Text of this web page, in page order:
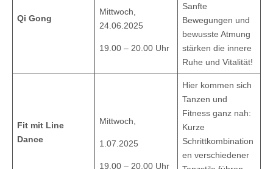
Qi Gong
Mittwoch,
24.06.2025
19.00 – 20.00 Uhr
Sanfte
Bewegungen und
bewusste Atmung
stärken die innere
Ruhe und Vitalität!
Fit mit Line
Dance
Mittwoch,
1.07.2025
19.00 – 20.00 Uhr
Hier kommen sich
Tanzen und
Fitness ganz nah:
Kurze
Schrittkombination
en verschiedener